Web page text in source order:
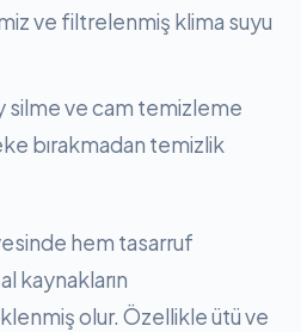
ve filtrelenmiş klima suyu
silme ve cam temizleme
bırakmadan temizlik
hem tasarruf
kaynakların
olur. Özellikle ütü ve